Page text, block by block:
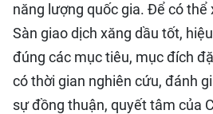
năng lượng quốc gia. Để có thể
Sàn giao dịch xăng dầu tốt,
đúng các mục tiêu, mục đích
có thời gian nghiên cứu, đánh
sự đồng thuận, quyết tâm của